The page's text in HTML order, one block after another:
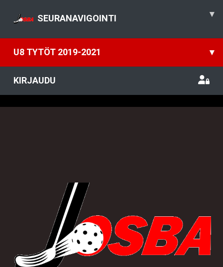
SEURANAVIGOINTI ▾
U8 TYTÖT 2019-2021 ▾
KIRJAUDU